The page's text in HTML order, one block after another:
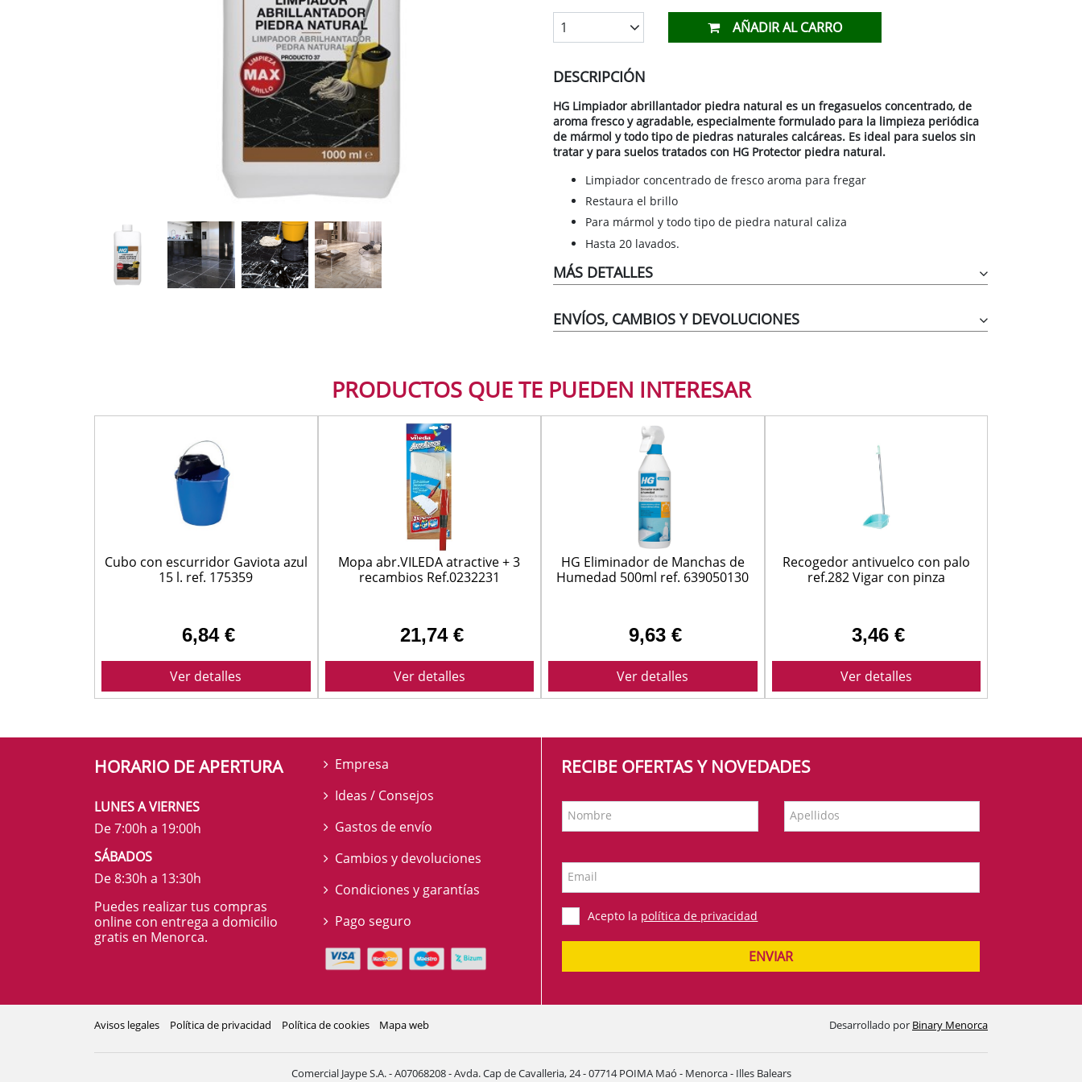
ESTUFAS EXTERIORES
FUMISTERIA
RADIADORES
REJILLAS DE VENTILACIÓN
TERMOS
VENTILACIÓN
LÁMPARAS Y GUIRNALDAS
MARCOS DE FOTOS
PAPEL ADHESIVO Y DECORATIVO
PERCHEROS Y PARAGÜEROS
PLANTAS ARTIFICIALES
RELOJES
SUJETAPUERTAS Y BURLETES
VELAS Y PORTAVELAS
VESTUARIO LABORAL
GRILLETES, MOSQUETONES Y SUJETACABLES
LIMPIEZA
RUEDAS
SISTEMAS DE CONTENCIÓN
TORNILLERÍA Y FIJACIONES
VARIOS FERRETERÍA
ILUMINACIÓN
JARDÍN
MOBILIARIO DE JARDÍN
PISCINA
RIEGO
VALLADOS, CERCADOS Y TOLDOS
MOBILIARIO Y ORDENACIÓN
PEQUEÑO ELECTRODOMÉSTICO
PINTURAS Y ACCESORIOS
DISOLVENTES
ESMALTES ACRÍLICOS
ESMALTES ACRÍLICOS DIRECTO ÓXIDO
ESMALTES SINTÉTICOS
IMPRIMACIONES
MASILLAS Y REPARADORES
PINTURA ANTICALÓRICA
PINTURA PAREDES Y TECHOS
PINTURA PISCINAS
PINTURAS MÁGICAS
PROTECTORES MADERA
REVESTIMIENTOS
TEXTIL HOGAR
1 AÑADIR AL CARRO
DESCRIPCIÓN
HG Limpiador abrillantador piedra natural es un fregasuelos concentrado, de
aroma fresco y agradable, especialmente formulado para la limpieza periódica
de mármol y todo tipo de piedras naturales calcáreas. Es ideal para suelos sin
tratar y para suelos tratados con HG Protector piedra natural.
Limpiador concentrado de fresco aroma para fregar
Restaura el brillo
Para mármol y todo tipo de piedra natural caliza
Hasta 20 lavados.
MÁS DETALLES
Limpiador abrillantador piedra natural 221100130
ENVÍOS, CAMBIOS Y DEVOLUCIONES
PRODUCTOS QUE TE PUEDEN INTERESAR
Cubo con escurridor Gaviota azul
15 l. ref. 175359
6,84 €
Ver detalles
Mopa abr.VILEDA atractive + 3
recambios Ref.0232231
21,74 €
Ver detalles
HG Eliminador de Manchas de
Humedad 500ml ref. 639050130
9,63 €
Ver detalles
Recogedor antivuelco con palo
ref.282 Vigar con pinza
3,46 €
Ver detalles
HORARIO DE APERTURA
LUNES A VIERNES
De 7:00h a 19:00h
SÁBADOS
De 8:30h a 13:30h
Puedes realizar tus compras
online con entrega a domicilio
gratis en Menorca.
Empresa
Ideas / Consejos
Gastos de envío
Cambios y devoluciones
Condiciones y garantías
Pago seguro
RECIBE OFERTAS Y NOVEDADES
Nombre Apellidos
Email
Acepto la política de privacidad
ENVIAR
Avisos legales Política de privacidad Política de cookies Mapa web Desarrollado por Binary Menorca
Comercial Jaype S.A. - A07068208 - Avda. Cap de Cavalleria, 24 - 07714 POIMA Maó - Menorca - Illes Balears